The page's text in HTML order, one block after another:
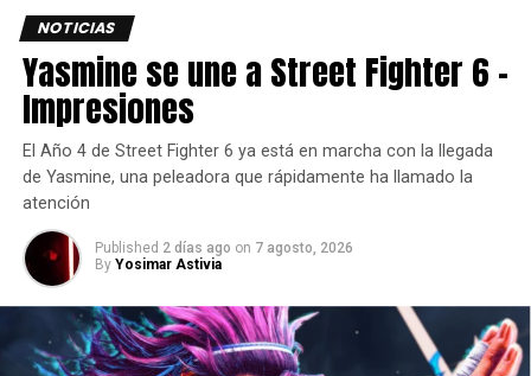
Cierre de estudios, despidos
y más por parte de
Embracer
Embracer también ha realizado despidos en
Dynamics, el estudio de remake de Knights of the Old
Republic Beamdog, el fabricante de Pinball FX Zen
Studios y el estudio de Deus Ex Eidos Montreal, entre
otros.
NOTICIAS
Yasmine se une a Street Fighter 6 –
Impresiones
El Año 4 de Street Fighter 6 ya está en marcha con la llegada
de Yasmine, una peleadora que rápidamente ha llamado la
atención
Published 2 días ago on 7 agosto, 2026
By Yosimar Astivia